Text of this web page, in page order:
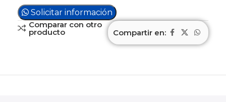
Solicitar información
Comparar con otro
producto Compartir en: